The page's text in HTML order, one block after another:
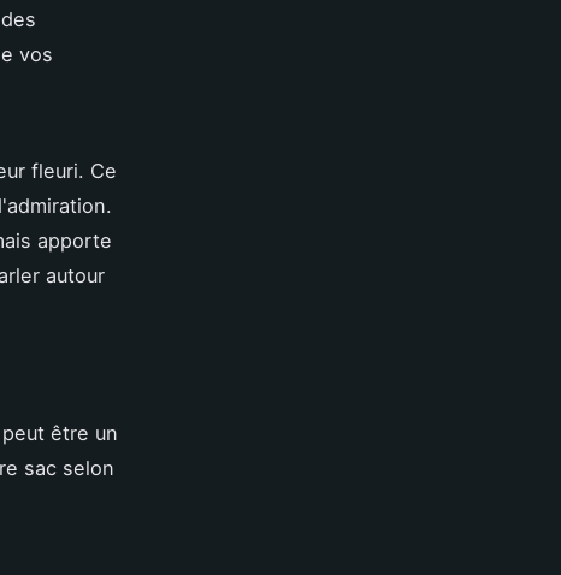
vos
fleuri. Ce
apporte
autour
peut être un
sac selon